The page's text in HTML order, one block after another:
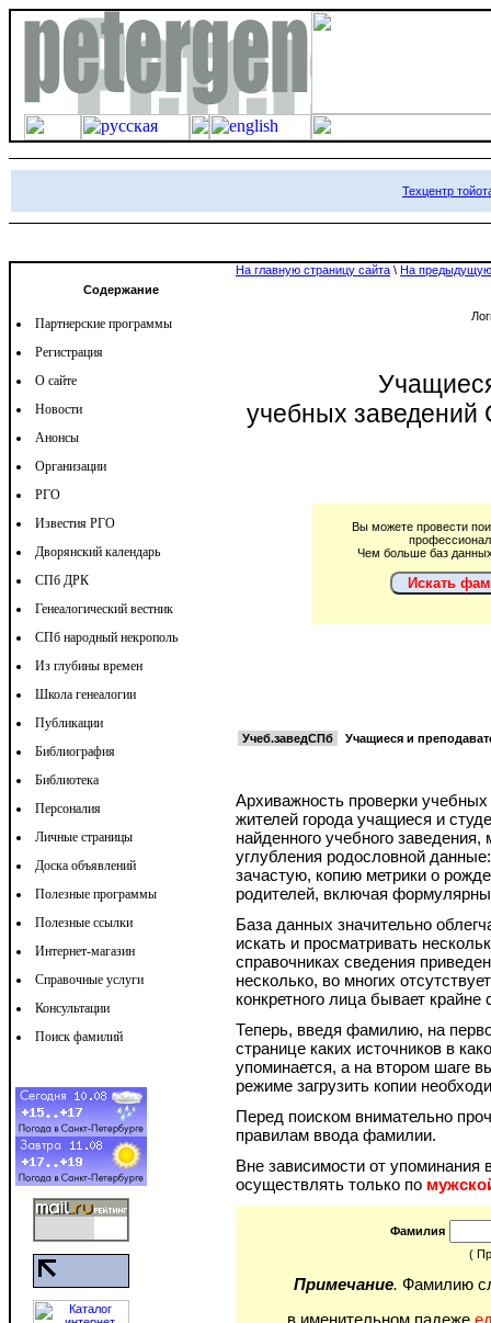
Техцентр
Содержание
Партнерские программы
Регистрация
О сайте
Новости
Анонсы
Организации
РГО
Известия РГО
Дворянский календарь
СПб ДРК
Генеалогический вестник
СПб народный некрополь
Из глубины времен
Школа генеалогии
Публикации
Библиография
Библиотека
Персоналия
Личные страницы
Доска объявлений
Полезные программы
Полезные ссылки
Интернет-магазин
Справочные услуги
Консультации
Поиск фамилий
На главную страницу сайта \ На предыдущую
учебных заведений
Вы можете провести
Чем больше баз
Искать
Учеб.заведСПб Учащиеся и
Архиважность проверки
жителей города учащиеся и
найденного учебного
углубления родословной
зачастую, копию метрики о
родителей, включая
База данных значительно
искать и просматривать
справочниках сведения
несколько, во многих
конкретного лица бывает
Теперь, введя фамилию, на
странице каких источников в
упоминается, а на втором шаге
режиме загрузить копии
Перед поиском внимательно
правилам ввода фамилии.
Вне зависимости от упоминания
осуществлять только по
Фамилия
(
Примечание. Фамилию